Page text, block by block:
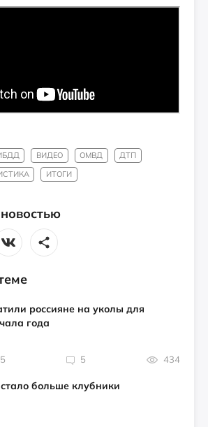
ВИДЕО ОМВД
ДТП
ИТОГИ
россияне на уколы для
года
5 434
больше клубники